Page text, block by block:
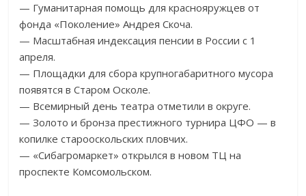
— Гуманитарная помощь для краснояружцев от
фонда «Поколение» Андрея Скоча.
— Масштабная индексация пенсии в России с 1
апреля.
— Площадки для сбора крупногабаритного мусора
появятся в Старом Осколе.
— Всемирный день театра отметили в округе.
— Золото и бронза престижного турнира ЦФО — в
копилке старооскольских пловчих.
— «Сибагромаркет» открылся в новом ТЦ на
проспекте Комсомольском.